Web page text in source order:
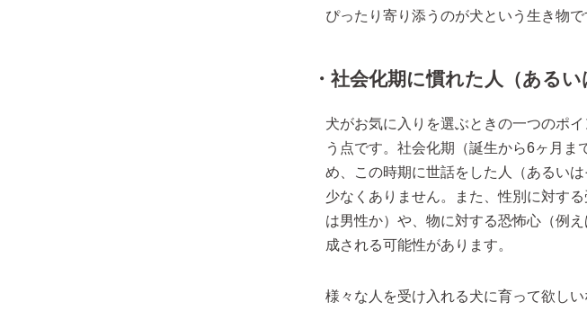
ぴったり寄り添うのが犬という生き物で
・社会化期に慣れた人（ある
犬がお気に入りを選ぶときの一つのポ
う点です。社会化期（誕生から6ヶ月
め、この時期に世話をした人（あるい
少なくありません。また、性別に対す
は男性か）や、物に対する恐怖心（例
成される可能性があります。
様々な人を受け入れる犬に育って欲し